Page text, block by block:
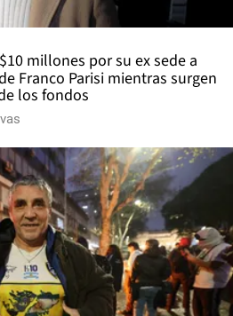
millones por su ex sede a
Franco Parisi mientras surgen
los fondos